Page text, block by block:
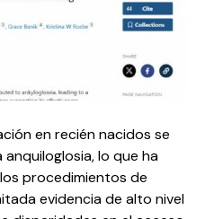
en recién nacidos se
lo que ha
procedimientos de
evidencia de alto nivel